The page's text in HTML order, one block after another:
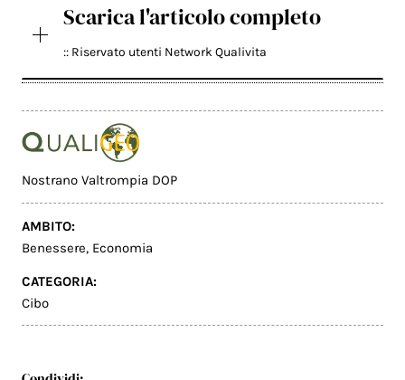
Scarica l'articolo completo
:: Riservato utenti Network Qualivita
Nostrano Valtrompia DOP
AMBITO:
Benessere, Economia
CATEGORIA:
Cibo